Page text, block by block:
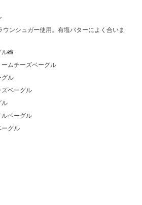
ウンシュガー使用。有塩バターによく合いま
ル📸
ムチーズベーグル
グル
ズベーグル
ル
ルベーグル
ーグル